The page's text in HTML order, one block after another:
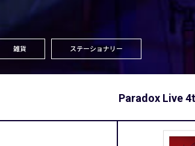
雑貨 ステーショナリー
Paradox Live